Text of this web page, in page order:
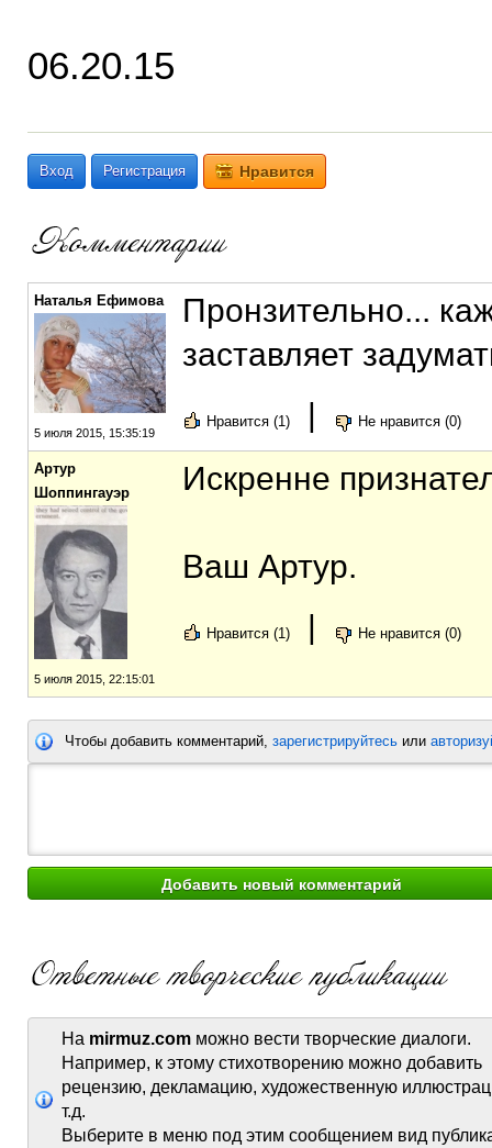
06.20.15
Вход Регистрация Нравится
Наталья Ефимова
5 июля 2015, 15:35:19
Пронзительно...
заставляет
Нравится (1) | Не нравится (0)
Артур
Шоппингауэр
5 июля 2015, 22:15:01
Искренне
Ваш Артур.
Нравится (1) | Не нравится (0)
Чтобы добавить комментарий, зарегистрируйтесь или
На mirmuz.com можно вести творческие диалоги.
Например, к этому стихотворению можно добавить
рецензию, декламацию, художественную
т.д.
Выберите в меню под этим сообщением вид